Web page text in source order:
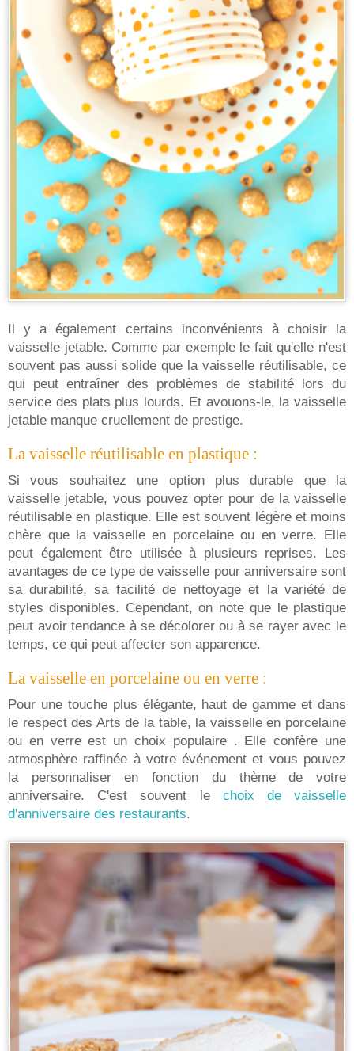
Il y a également certains inconvénients à choisir la
vaisselle jetable. Comme par exemple le fait qu'elle n'est
souvent pas aussi solide que la vaisselle réutilisable, ce
qui peut entraîner des problèmes de stabilité lors du
service des plats plus lourds. Et avouons-le, la vaisselle
jetable manque cruellement de prestige.
La vaisselle réutilisable en plastique :
Si vous souhaitez une option plus durable que la
vaisselle jetable, vous pouvez opter pour de la vaisselle
réutilisable en plastique. Elle est souvent légère et moins
chère que la vaisselle en porcelaine ou en verre. Elle
peut également être utilisée à plusieurs reprises. Les
avantages de ce type de vaisselle pour anniversaire sont
sa durabilité, sa facilité de nettoyage et la variété de
styles disponibles. Cependant, on note que le plastique
peut avoir tendance à se décolorer ou à se rayer avec le
temps, ce qui peut affecter son apparence.
La vaisselle en porcelaine ou en verre :
Pour une touche plus élégante, haut de gamme et dans
le respect des Arts de la table, la vaisselle en porcelaine
ou en verre est un choix populaire . Elle confère une
atmosphère raffinée à votre événement et vous pouvez
la personnaliser en fonction du thème de votre
anniversaire. C'est souvent le choix de vaisselle
d'anniversaire des restaurants.